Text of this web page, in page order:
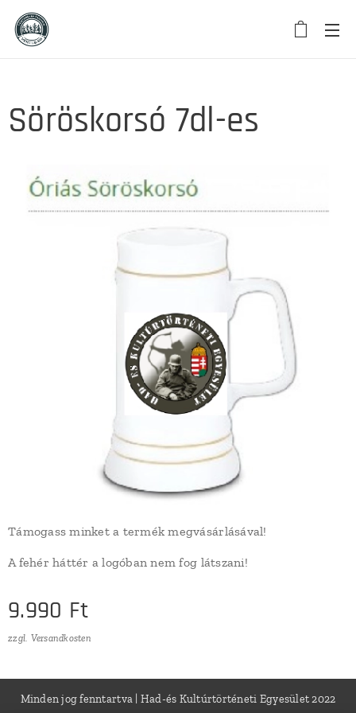
Söröskorsó 7dl-es
Támogass minket a termék megvásárlásával!
A fehér háttér a logóban nem fog látszani!
9.990 Ft
zzgl. Versandkosten
Minden jog fenntartva | Had-és Kultúrtörténeti Egyesület 2022